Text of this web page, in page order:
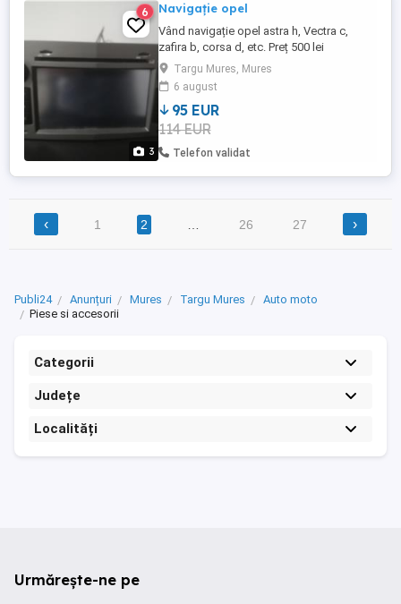
3
6 Navigație opel
Vând navigație opel astra h, Vectra c,
zafira b, corsa d, etc. Preț 500 lei
Targu Mures, Mures
6 august
95 EUR
114 EUR
Telefon validat
‹ 1 2 26 27 ›
Publi24 Anunțuri Mures Targu Mures
Auto moto
Piese si accesorii
Categorii
Județe
Localități
Urmărește-ne pe